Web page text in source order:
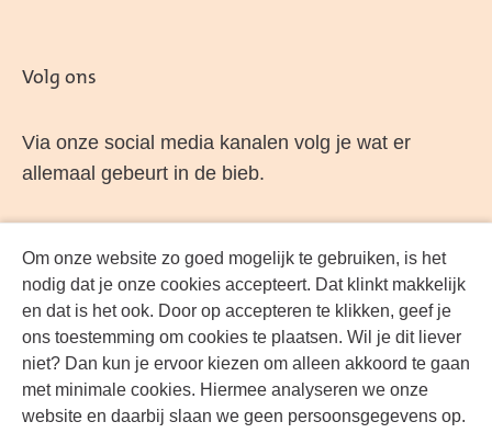
Om onze website zo goed mogelijk te gebruiken, is het
nodig dat je onze cookies accepteert. Dat klinkt makkelijk
en dat is het ook. Door op accepteren te klikken, geef je
ons toestemming om cookies te plaatsen. Wil je dit liever
niet? Dan kun je ervoor kiezen om alleen akkoord te gaan
met minimale cookies. Hiermee analyseren we onze
website en daarbij slaan we geen persoonsgegevens op.
Volg ons
Via onze social media kanalen volg je wat er
allemaal gebeurt in de bieb.
FacebookLinkedInInstagramYouTube